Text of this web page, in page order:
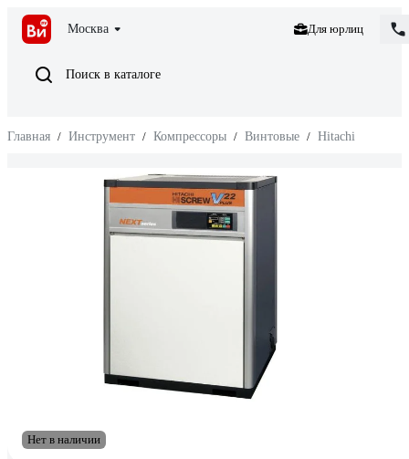
Москва Для юрлиц
Поиск в каталоге
Главная / Инструмент / Компрессоры / Винтовые / Hitachi
Нет в наличии